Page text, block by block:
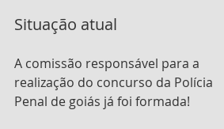
Situação atual
A comissão responsável para a
realização do concurso da Polícia
Penal de goiás já foi formada!